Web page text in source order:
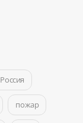
Россия
пожар